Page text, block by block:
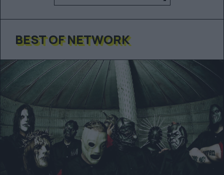
BEST OF NETWORK